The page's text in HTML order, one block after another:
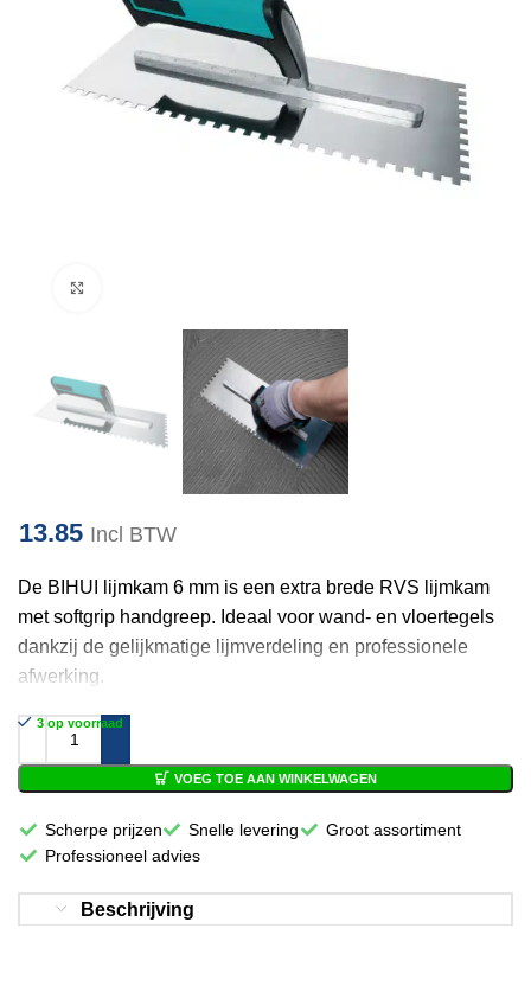
13.85 Incl BTW
De BIHUI lijmkam 6 mm is een extra brede RVS lijmkam
met softgrip handgreep. Ideaal voor wand- en vloertegels
dankzij de gelijkmatige lijmverdeling en professionele
afwerking.
3 op voorraad
VOEG TOE AAN WINKELWAGEN
Scherpe prijzen Snelle levering
Groot assortiment
Professioneel advies
Beschrijving